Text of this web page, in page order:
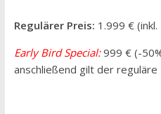
Regulärer Preis: 1.999 €
Early Bird Special:999 € (-
anschließend gilt der reguläre